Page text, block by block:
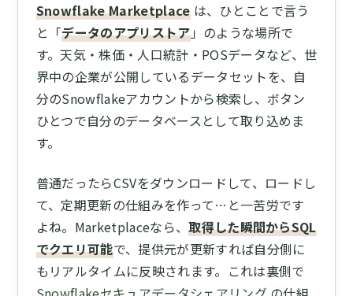
Snowflake Marketplaceは、ひとことで言う
と「データのアプリストア」のような場所で
す。天気・株価・人口統計・POSデータなど、世
界中の企業が公開しているデータセットを、自
分のSnowflakeアカウントから検索し、ボタン
ひとつで自分のデータベースとして取り込めま
す。
普通だったらCSVをダウンロードして、ロードし
て、定期更新の仕組みを作って…と一苦労です
よね。Marketplaceなら、取得した瞬間からSQL
でクエリ可能で、提供元が更新すれば自分側に
もリアルタイムに反映されます。これは裏側で